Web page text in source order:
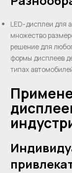
LED-дисплеи для
множество
решение для
формы дисплеев
типах